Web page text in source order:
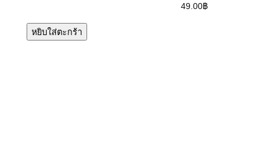
49.00฿
หยิบใส่ตะกร้า